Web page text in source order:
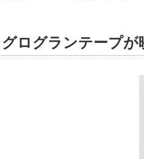
ログランテープ